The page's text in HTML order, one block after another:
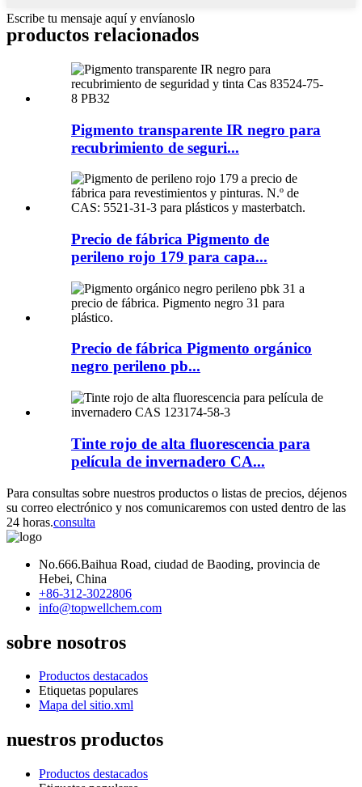
Escribe tu mensaje aquí y envíanoslo
productos relacionados
Pigmento transparente IR negro para
recubrimiento de seguri...
Precio de fábrica Pigmento de
perileno rojo 179 para capa...
Precio de fábrica Pigmento orgánico
negro perileno pb...
Tinte rojo de alta fluorescencia para
película de invernadero CA...
Para consultas sobre nuestros productos o listas de precios, déjenos
su correo electrónico y nos comunicaremos con usted dentro de las
24 horas.consulta
No.666.Baihua Road, ciudad de Baoding, provincia de
Hebei, China
+86-312-3022806
info@topwellchem.com
sobre nosotros
Productos destacados
Etiquetas populares
Mapa del sitio.xml
nuestros productos
Productos destacados